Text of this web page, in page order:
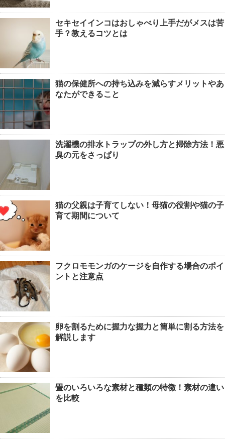
セキセイインコはおしゃべり上手だがメスは苦
手？教えるコツとは
猫の保健所への持ち込みを減らすメリットやあ
なたができること
洗濯機の排水トラップの外し方と掃除方法！悪
臭の元をさっぱり
猫の父親は子育てしない！母猫の役割や猫の子
育て期間について
フクロモモンガのケージを自作する場合のポイ
ントと注意点
卵を割るために握力な握力と簡単に割る方法を
解説します
畳のいろいろな素材と種類の特徴！素材の違い
を比較